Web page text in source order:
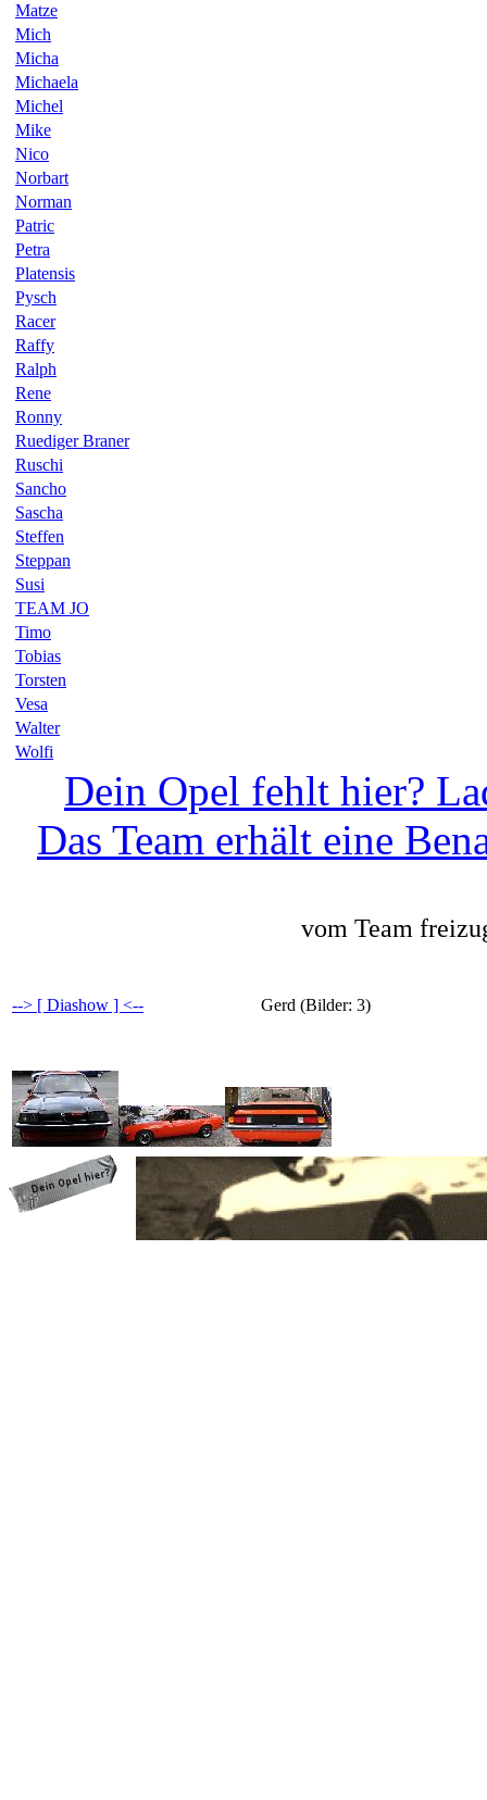
Matze
Mich
Micha
Michaela
Michel
Mike
Nico
Norbart
Norman
Patric
Petra
Platensis
Pysch
Racer
Raffy
Ralph
Rene
Ronny
Ruediger Braner
Ruschi
Sancho
Sascha
Steffen
Steppan
Susi
TEAM JO
Timo
Tobias
Torsten
Vesa
Walter
Wolfi
Dein Opel fehlt hier?
Das Team erhält eine
vom Team
Gerd (Bilder: 3)
--> [ Diashow ] <--